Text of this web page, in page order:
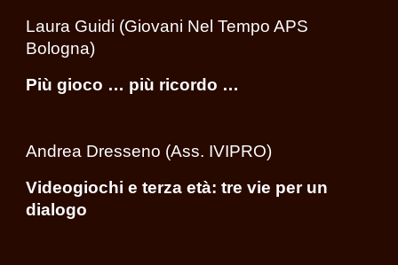
Laura Guidi (Giovani Nel Tempo APS
Bologna)
Più gioco … più ricordo …
Andrea Dresseno (Ass. IVIPRO)
Videogiochi e terza età: tre vie per un
dialogo